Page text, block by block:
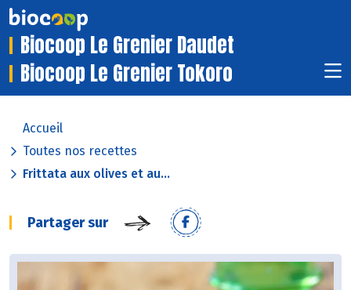
Biocoop Le Grenier Daudet
Biocoop Le Grenier Tokoro
Accueil
Toutes nos recettes
Frittata aux olives et au...
Partager sur